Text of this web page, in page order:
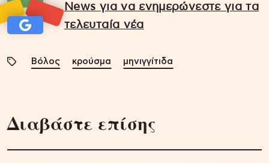
News για να ενημερώνεστε για τα
τελευταία νέα
Βόλος κρούσμα μηνιγγίτιδα
Διαβάστε επίσης